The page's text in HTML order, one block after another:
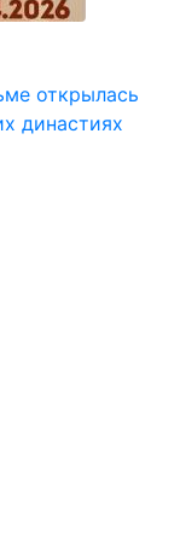
открылась
династиях